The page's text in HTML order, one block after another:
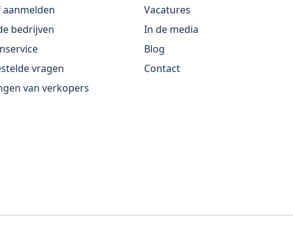
bedrijven
vragen
van verkopers
Vacatures
In de media
Blog
Contact